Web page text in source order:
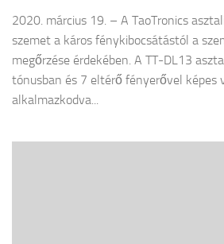
2020. március 19. – A TaoTronics
szemet a káros fénykibocsátástól a
megőrzése érdekében. A TT-DL13
tónusban és 7 eltérő fényerővel képes
alkalmazkodva...